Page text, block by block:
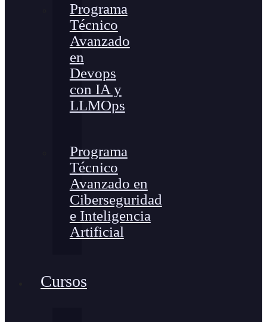
Programa
Técnico
Avanzado
en
Devops
con IA y
LLMOps
Programa
Técnico
Avanzado en
Ciberseguridad
e Inteligencia
Artificial
Cursos